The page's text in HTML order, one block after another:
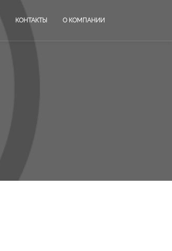
КОНТАКТЫ О КОМПАНИИ